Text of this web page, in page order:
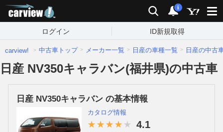
検索 通知
i
ログイン ID新規取得
carview! 中古車トップ メーカー一覧 日産の車種一覧 日産の中古
日産 NV350キャラバン(福井県)の中古車
日産 NV350キャラバン の基本情報
カタログ情報
4.1